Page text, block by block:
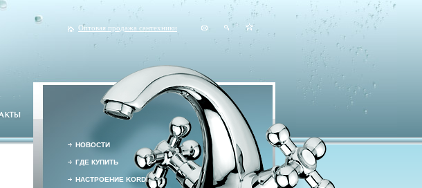
Оптовая продажа сантехники
НОВОСТИ
ГДЕ КУПИТЬ
НАСТРОЕНИЕ KORDI